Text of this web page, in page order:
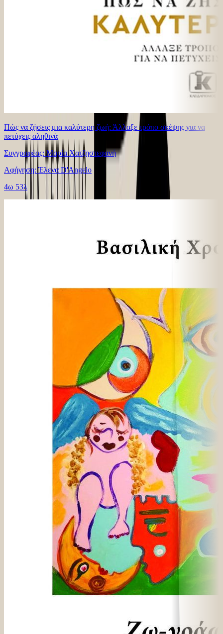
Πώς να ζήσεις μια καλύτερη ζωή: Άλλαξε τρόπο σκέψης για να
πετύχεις αληθινά
Συγγραφέας: Μαρία Χατζηστεφανή
Αφήγηση: Έλενα D'Angelo
4ω 53λ